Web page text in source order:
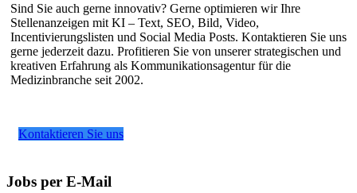
Sind Sie auch gerne innovativ? Gerne optimieren wir Ihre
Stellenanzeigen mit KI – Text, SEO, Bild, Video,
Incentivierungslisten und Social Media Posts. Kontaktieren Sie uns
gerne jederzeit dazu. Profitieren Sie von unserer strategischen und
kreativen Erfahrung als Kommunikationsagentur für die
Medizinbranche seit 2002.
Kontaktieren Sie uns
Jobs per E-Mail